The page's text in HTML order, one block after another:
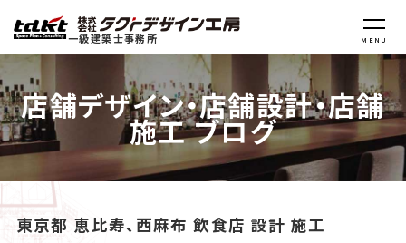
一級建築士事務所 MENU
店舗デザイン・店舗設計・店舗
施工 ブログ
東京都 恵比寿、西麻布 飲食店 設計 施工